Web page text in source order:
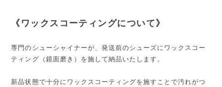
《ワックスコーティングについて》
専門のシューシャイナーが、発送前のシューズにワックスコー
ティング（鏡面磨き）を施して納品いたします。
新品状態で十分にワックスコーティングを施すことで汚れがつ